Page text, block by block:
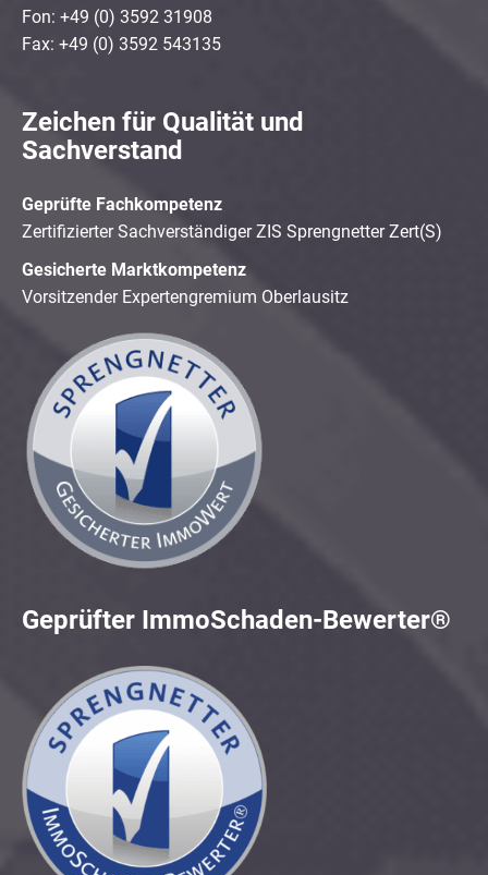
Fon: +49 (0) 3592 31908
Fax: +49 (0) 3592 543135
Zeichen für Qualität und
Sachverstand
Geprüfte Fachkompetenz
Zertifizierter Sachverständiger ZIS Sprengnetter Zert(S)
Gesicherte Marktkompetenz
Vorsitzender Expertengremium Oberlausitz
Geprüfter ImmoSchaden-Bewerter®